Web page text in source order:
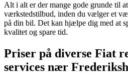
Alt i alt er der mange gode grunde til
værkstedstilbud, inden du vælger et
på din bil. Det kan hjælpe dig med at
kvalitet og spare tid.
Priser på diverse Fiat
services nær